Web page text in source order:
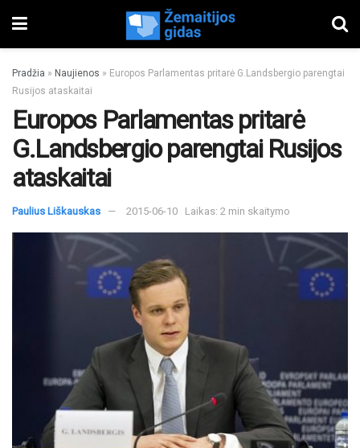
Pradžia » Naujienos » Europos Parlamentas pritarė G.Landsbergio parengtai
Rusijos ataskaitai
Europos Parlamentas pritarė
G.Landsbergio parengtai Rusijos
ataskaitai
Paulius Liškauskas 2015-06-10 Laikas: 2 min skaitymo